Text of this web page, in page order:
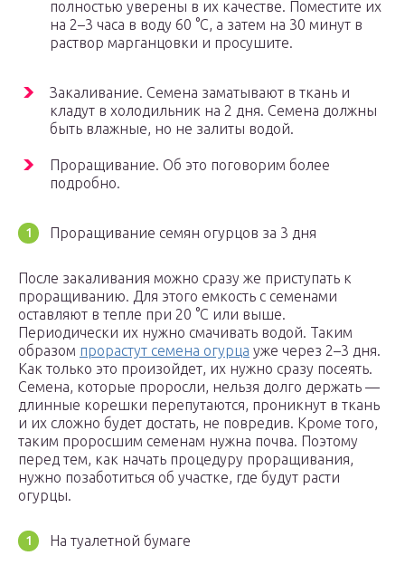
полностью уверены в их качестве. Поместите их
на 2–3 часа в воду 60 °С, а затем на 30 минут в
раствор марганцовки и просушите.
Закаливание. Семена заматывают в ткань и
кладут в холодильник на 2 дня. Семена должны
быть влажные, но не залиты водой.
Проращивание. Об это поговорим более
подробно.
Проращивание семян огурцов за 3 дня
После закаливания можно сразу же приступать к
проращиванию. Для этого емкость с семенами
оставляют в тепле при 20 °С или выше.
Периодически их нужно смачивать водой. Таким
образом прорастут семена огурца уже через 2–3 дня.
Как только это произойдет, их нужно сразу посеять.
Семена, которые проросли, нельзя долго держать —
длинные корешки перепутаются, проникнут в ткань
и их сложно будет достать, не повредив. Кроме того,
таким проросшим семенам нужна почва. Поэтому
перед тем, как начать процедуру проращивания,
нужно позаботиться об участке, где будут расти
огурцы.
На туалетной бумаге